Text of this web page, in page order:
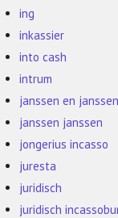
ing
inkassier
into cash
intrum
janssen en janssen
janssen janssen
jongerius incasso
juresta
juridisch
juridisch